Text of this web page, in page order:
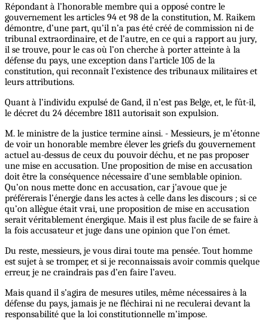
Répondant à l’honorable membre qui a opposé contre le
gouvernement les articles 94 et 98 de la constitution, M. Raikem
démontre, d’une part, qu’il n’a pas été créé de commission ni de
tribunal extraordinaire, et de l’autre, en ce qui a rapport au jury,
il se trouve, pour le cas où l’on cherche à porter atteinte à la
défense du pays, une exception dans l’article 105 de la
constitution, qui reconnaît l’existence des tribunaux militaires et
leurs attributions.
Quant à l’individu expulsé de Gand, il n’est pas Belge, et, le fût-il,
le décret du 24 décembre 1811 autorisait son expulsion.
M. le ministre de la justice termine ainsi. - Messieurs, je m’étonne
de voir un honorable membre élever les griefs du gouvernement
actuel au-dessus de ceux du pouvoir déchu, et ne pas proposer
une mise en accusation. Une proposition de mise en accusation
doit être la conséquence nécessaire d’une semblable opinion.
Qu’on nous mette donc en accusation, car j’avoue que je
préférerais l’énergie dans les actes à celle dans les discours ; si ce
qu’on allègue était vrai, une proposition de mise en accusation
serait véritablement énergique. Mais il est plus facile de se faire à
la fois accusateur et juge dans une opinion que l’on émet.
Du reste, messieurs, je vous dirai toute ma pensée. Tout homme
est sujet à se tromper, et si je reconnaissais avoir commis quelque
erreur, je ne craindrais pas d’en faire l’aveu.
Mais quand il s’agira de mesures utiles, même nécessaires à la
défense du pays, jamais je ne fléchirai ni ne reculerai devant la
responsabilité que la loi constitutionnelle m’impose.